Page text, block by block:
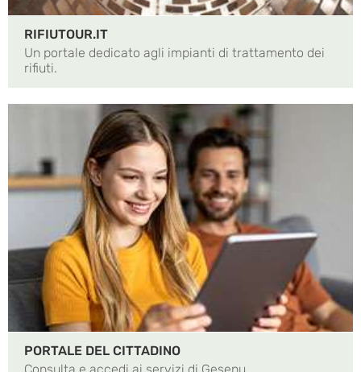
RIFIUTOUR.IT
Un portale dedicato agli impianti di trattamento dei
rifiuti.
PORTALE DEL CITTADINO